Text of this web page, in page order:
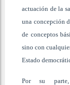
actuación de la
una concepción
de conceptos
sino con
Estado
Por su